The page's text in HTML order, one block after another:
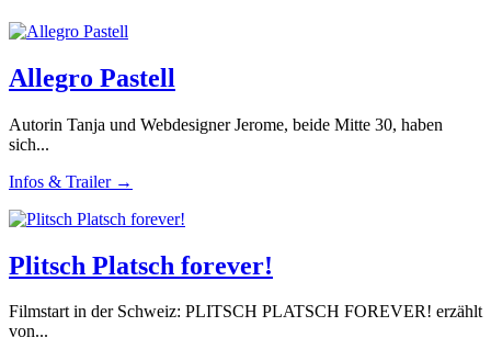
Allegro Pastell
Autorin Tanja und Webdesigner Jerome, beide Mitte 30, haben
sich...
Infos & Trailer →
Plitsch Platsch forever!
Filmstart in der Schweiz: PLITSCH PLATSCH FOREVER! erzählt
von...